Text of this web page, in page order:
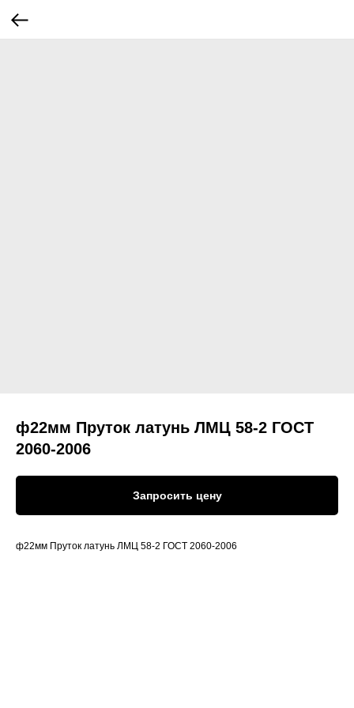
ф22мм Пруток латунь ЛМЦ 58-2 ГОСТ
2060-2006
Запросить цену
ф22мм Пруток латунь ЛМЦ 58-2 ГОСТ 2060-2006